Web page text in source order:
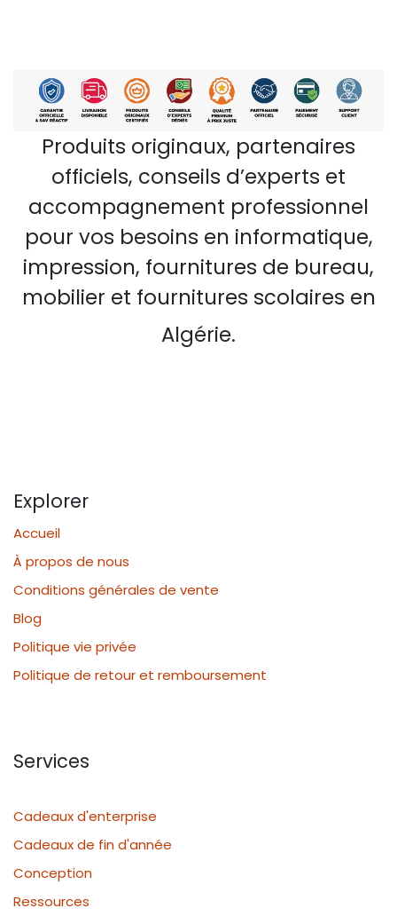
Produits originaux, partenaires
officiels, conseils d’experts et
accompagnement professionnel
pour vos besoins en informatique,
impression, fournitures de bureau,
mobilier et fournitures scolaires en
Algérie.
Explorer
Accueil
À propos de nous
Conditions générales de vente
Blog
Politique vie privée
Politique de retour et remboursement
Services
Cadeaux d'enterprise
Cadeaux de fin d'année
Conception
Ressources